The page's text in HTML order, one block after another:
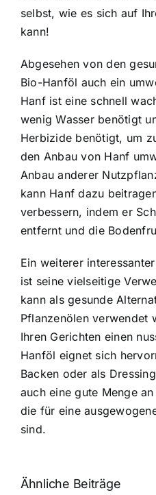
selbst, wie es sich auf
kann!
Abgesehen von den
Bio-Hanföl auch ein
Hanf ist eine schnell
wenig Wasser benötigt
Herbizide benötigt, um
den Anbau von Hanf
Anbau anderer
kann Hanf dazu
verbessern, indem er
entfernt und die
Ein weiterer
ist seine vielseitige
kann als gesunde
Pflanzenölen verwendet
Ihren Gerichten einen
Hanföl eignet sich
Backen oder als
auch eine gute Menge
die für eine
sind.
Ähnliche Beiträge
Neue THC-